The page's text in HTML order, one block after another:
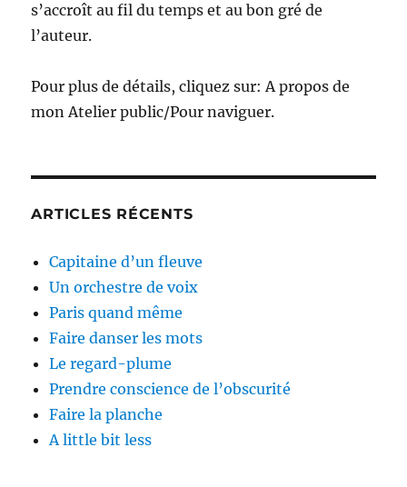
s’accroît au fil du temps et au bon gré de
l’auteur.
Pour plus de détails, cliquez sur: A propos de
mon Atelier public/Pour naviguer.
ARTICLES RÉCENTS
Capitaine d’un fleuve
Un orchestre de voix
Paris quand même
Faire danser les mots
Le regard-plume
Prendre conscience de l’obscurité
Faire la planche
A little bit less